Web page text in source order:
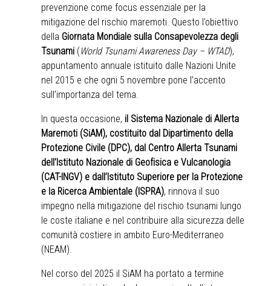
prevenzione come focus essenziale per la
mitigazione del rischio maremoti. Questo l’obiettivo
della Giornata Mondiale sulla Consapevolezza degli
Tsunami (World Tsunami Awareness Day – WTAD),
appuntamento annuale istituito dalle Nazioni Unite
nel 2015 e che ogni 5 novembre pone l’accento
sull’importanza del tema.
In questa occasione, il Sistema Nazionale di Allerta
Maremoti (SiAM), costituito dal Dipartimento della
Protezione Civile (DPC), dal Centro Allerta Tsunami
dell’Istituto Nazionale di Geofisica e Vulcanologia
(CAT-INGV) e dall’Istituto Superiore per la Protezione
e la Ricerca Ambientale (ISPRA), rinnova il suo
impegno nella mitigazione del rischio tsunami lungo
le coste italiane e nel contribuire alla sicurezza delle
comunità costiere in ambito Euro-Mediterraneo
(NEAM).
Nel corso del 2025 il SiAM ha portato a termine